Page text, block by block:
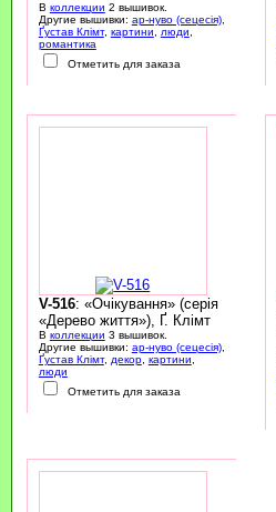
В коллекции 2 вышивок.
Другие вышивки: ар-нуво (сецесія),
Ґустав Клімт, картини, люди,
романтика
Отметить для заказа
V-516: «Очікування» (серія
«Дерево життя»), Ґ. Клімт
В коллекции 3 вышивок.
Другие вышивки: ар-нуво (сецесія),
Ґустав Клімт, декор, картини,
люди
Отметить для заказа